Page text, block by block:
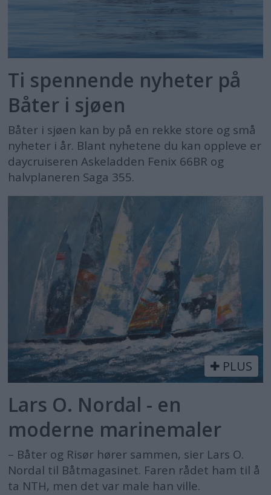
Ti spennende nyheter på
Båter i sjøen
Båter i sjøen kan by på en rekke store og små
nyheter i år. Blant nyhetene du kan oppleve er
daycruiseren Askeladden Fenix 66BR og
halvplaneren Saga 355.
PLUS
Lars O. Nordal - en
moderne marinemaler
– Båter og Risør hører sammen, sier Lars O.
Nordal til Båtmagasinet. Faren rådet ham til å
ta NTH, men det var male han ville.